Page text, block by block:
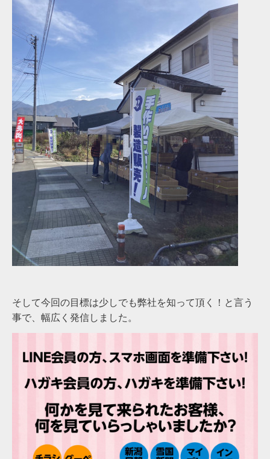
そして今回の目標は少しでも弊社を知って頂く！と言う
事で、幅広く発信しました。